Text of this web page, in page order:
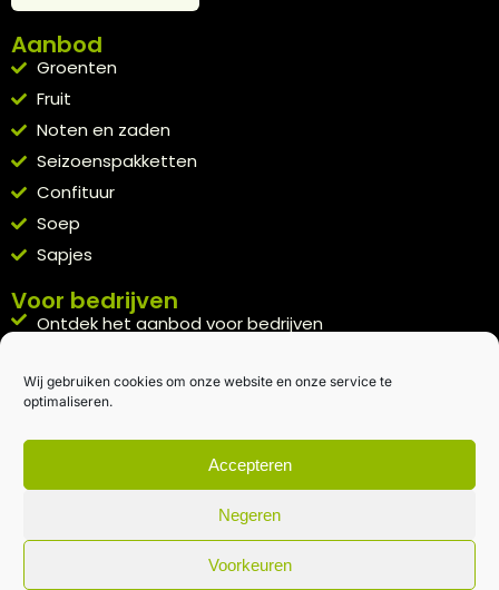
Wij gebruiken cookies om onze website en onze service te
optimaliseren.
Accepteren
Negeren
Voorkeuren
Aanbod
Groenten
Fruit
Noten en zaden
Seizoenspakketten
Confituur
Soep
Sapjes
Voor bedrijven
Ontdek het aanbod voor bedrijven
Kennismakingspakket aanvragen
Blijft op de hoogte
Rechtstreeks van het veld naar je inbox.
Inschrijven nieuwsbrief